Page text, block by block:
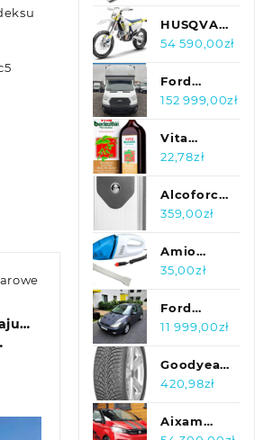
2019
NAKŁADKI
PROGOWE
HUSQVARNA
FE450
KTM 450
EXC F
54 590,00zł
Ford
Transit
Zabudowa
10EP
152 999,00zł
Vita
Buerlecithin
22,78zł
Alcoforce
E700
359,00zł
Amio
Odkurzacz
12V 90W
Zapalniczka
10707
35,00zł
Ford
Focus 1.6
11 999,00zł
Goodyear
Ultra Grip
205/55R16
420,98zł
Aixam